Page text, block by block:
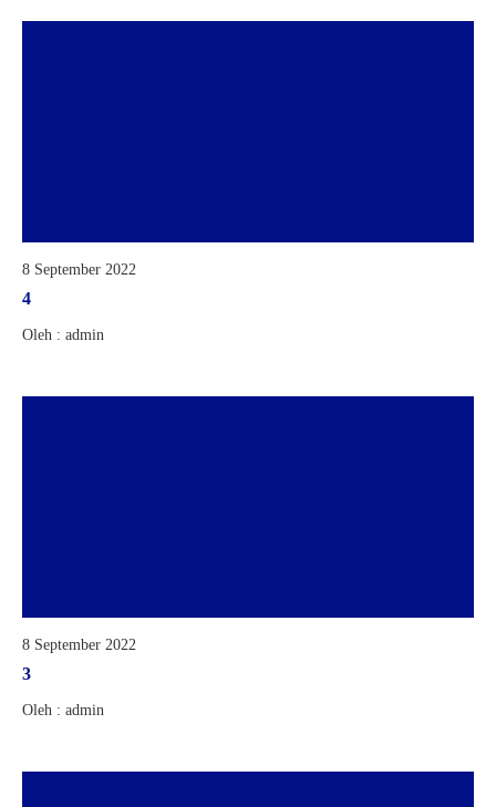
8 September 2022
4
Oleh : admin
8 September 2022
3
Oleh : admin